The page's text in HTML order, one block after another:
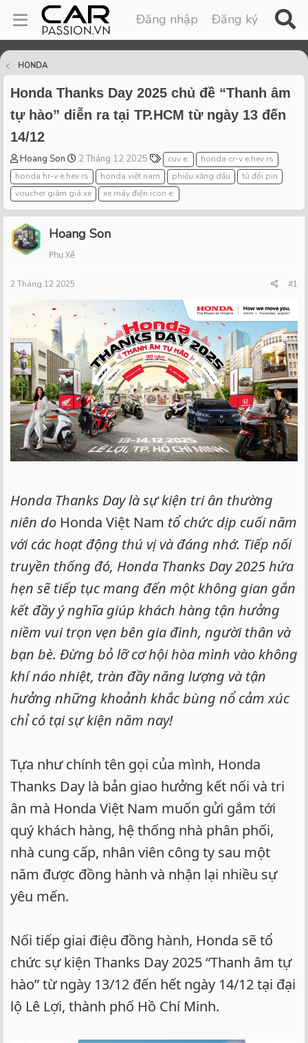
Đăng nhập Đăng ký
HONDA
Honda Thanks Day 2025 chủ đề “Thanh âm
tự hào” diễn ra tại TP.HCM từ ngày 13 đến
14/12
T
h
r
e
a
d
s
t
r
Hoang Son
S
t
a
r
t
a
2 Tháng 12 2025
T
a
g
s
cuv e:
honda cr-v e:hev rs
honda hr-v e:hev rs
honda việt nam phiếu xăng dầu
tủ đổi pin
voucher giảm giá xe
xe máy điện icon e:
Hoang Son
Phụ Xế
2 Tháng 12 2025 #1
Honda Thanks Day là sự kiện tri ân thường
niên do Honda Việt Nam tổ chức dịp cuối năm
với các hoạt động thú vị và đáng nhớ. Tiếp nối
truyền thống đó, Honda Thanks Day 2025 hứa
hẹn sẽ tiếp tục mang đến một không gian gắn
kết đầy ý nghĩa giúp khách hàng tận hưởng
niềm vui trọn vẹn bên gia đình, người thân và
bạn bè. Đừng bỏ lỡ cơ hội hòa mình vào không
khí náo nhiệt, tràn đầy năng lượng và tận
hưởng những khoảnh khắc bùng nổ cảm xúc
chỉ có tại sự kiện năm nay!
Tựa như chính tên gọi của mình, Honda
Thanks Day là bản giao hưởng kết nối và tri
ân mà Honda Việt Nam muốn gửi gắm tới
quý khách hàng, hệ thống nhà phân phối,
nhà cung cấp, nhân viên công ty sau một
năm được đồng hành và nhận lại nhiều sự
yêu mến.
Nối tiếp giai điệu đồng hành, Honda sẽ tổ
chức sự kiện Thanks Day 2025 “Thanh âm tự
hào” từ ngày 13/12 đến hết ngày 14/12 tại đại
lộ Lê Lợi, thành phố Hồ Chí Minh.